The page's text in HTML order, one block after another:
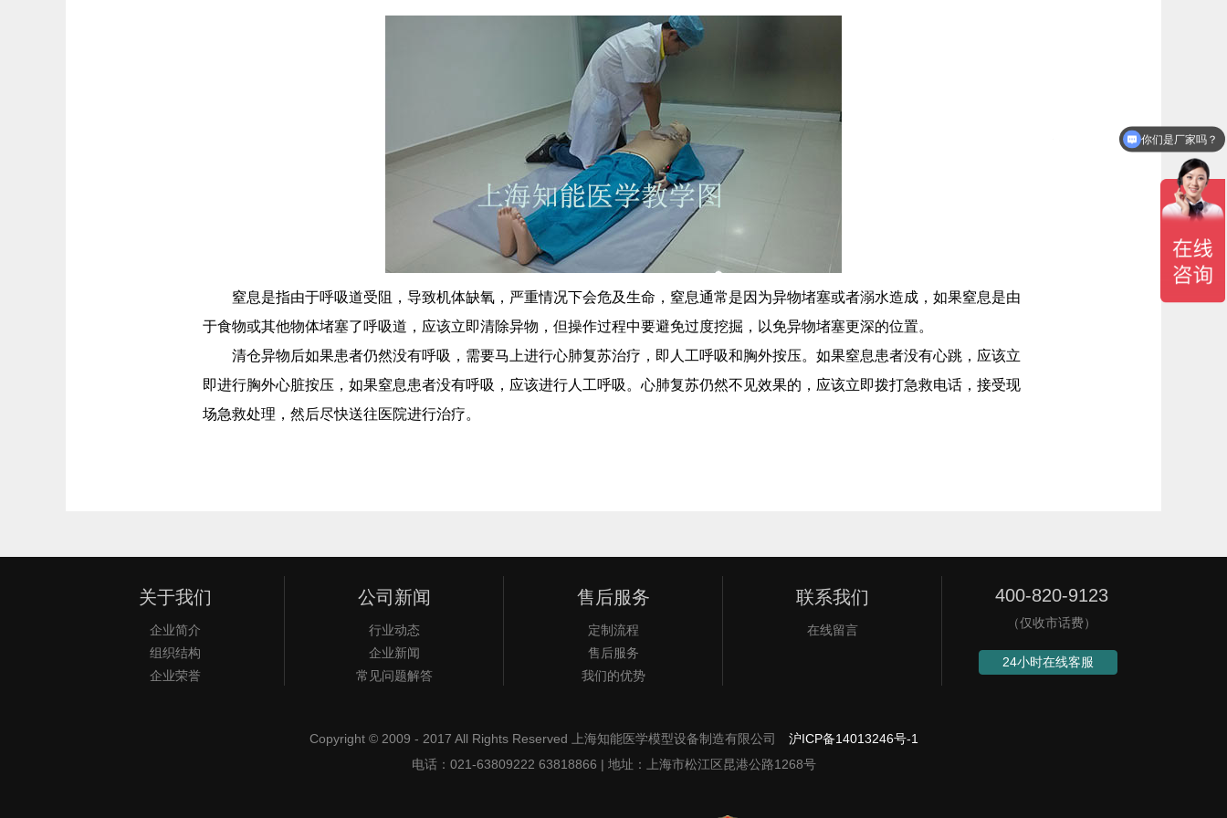
窒息是指由于呼吸道受阻，导致机体缺氧，严重情况下会危及生命，窒息通常是因为异物堵塞或者溺水造成，如果窒息是由
于食物或其他物体堵塞了呼吸道，应该立即清除异物，但操作过程中要避免过度挖掘，以免异物堵塞更深的位置。
清仓异物后如果患者仍然没有呼吸，需要马上进行心肺复苏治疗，即人工呼吸和胸外按压。如果窒息患者没有心跳，应该立
即进行胸外心脏按压，如果窒息患者没有呼吸，应该进行人工呼吸。心肺复苏仍然不见效果的，应该立即拨打急救电话，接受现
场急救处理，然后尽快送往医院进行治疗。
关于我们
企业简介
组织结构
企业荣誉
公司新闻
行业动态
企业新闻
常见问题解答
售后服务
定制流程
售后服务
我们的优势
联系我们
在线留言
400-820-9123
（仅收市话费）
24小时在线客服
Copyright © 2009 - 2017 All Rights Reserved 上海知能医学模型设备制造有限公司 沪ICP备14013246号-1
电话：021-63809222 63818866 | 地址：上海市松江区昆港公路1268号
你们是厂家吗？